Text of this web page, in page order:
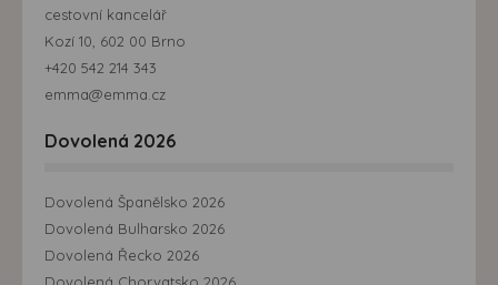
cestovní kancelář
Kozí 10, 602 00 Brno
+420 542 214 343
emma@emma.cz
Dovolená 2026
Dovolená Španělsko 2026
Dovolená Bulharsko 2026
Dovolená Řecko 2026
Dovolená Chorvatsko 2026